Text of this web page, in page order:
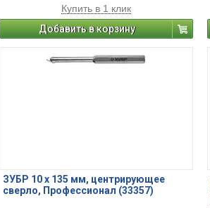
Купить в 1 клик
Добавить в корзину
ЗУБР 10 x 135 мм, центрирующее
сверло, Профессионал (33357)